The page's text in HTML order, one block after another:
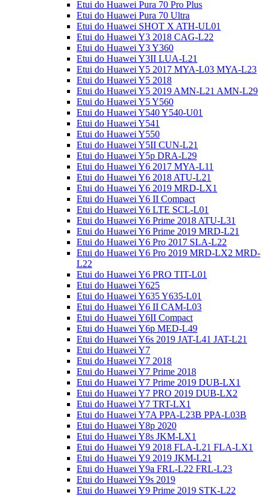
Etui do Huawei Pura 70 Pro Plus
Etui do Huawei Pura 70 Ultra
Etui do Huawei SHOT X ATH-UL01
Etui do Huawei Y3 2018 CAG-L22
Etui do Huawei Y3 Y360
Etui do Huawei Y3II LUA-L21
Etui do Huawei Y5 2017 MYA-L03 MYA-L23
Etui do Huawei Y5 2018
Etui do Huawei Y5 2019 AMN-L21 AMN-L29
Etui do Huawei Y5 Y560
Etui do Huawei Y540 Y540-U01
Etui do Huawei Y541
Etui do Huawei Y550
Etui do Huawei Y5II CUN-L21
Etui do Huawei Y5p DRA-L29
Etui do Huawei Y6 2017 MYA-L11
Etui do Huawei Y6 2018 ATU-L21
Etui do Huawei Y6 2019 MRD-LX1
Etui do Huawei Y6 II Compact
Etui do Huawei Y6 LTE SCL-L01
Etui do Huawei Y6 Prime 2018 ATU-L31
Etui do Huawei Y6 Prime 2019 MRD-L21
Etui do Huawei Y6 Pro 2017 SLA-L22
Etui do Huawei Y6 Pro 2019 MRD-LX2 MRD-
L22
Etui do Huawei Y6 PRO TIT-L01
Etui do Huawei Y625
Etui do Huawei Y635 Y635-L01
Etui do Huawei Y6 II CAM-L03
Etui do Huawei Y6II Compact
Etui do Huawei Y6p MED-L49
Etui do Huawei Y6s 2019 JAT-L41 JAT-L21
Etui do Huawei Y7
Etui do Huawei Y7 2018
Etui do Huawei Y7 Prime 2018
Etui do Huawei Y7 Prime 2019 DUB-LX1
Etui do Huawei Y7 PRO 2019 DUB-LX2
Etui do Huawei Y7 TRT-LX1
Etui do Huawei Y7A PPA-L23B PPA-L03B
Etui do Huawei Y8p 2020
Etui do Huawei Y8s JKM-LX1
Etui do Huawei Y9 2018 FLA-L21 FLA-LX1
Etui do Huawei Y9 2019 JKM-L21
Etui do Huawei Y9a FRL-L22 FRL-L23
Etui do Huawei Y9s 2019
Etui do Huawei Y9 Prime 2019 STK-L22